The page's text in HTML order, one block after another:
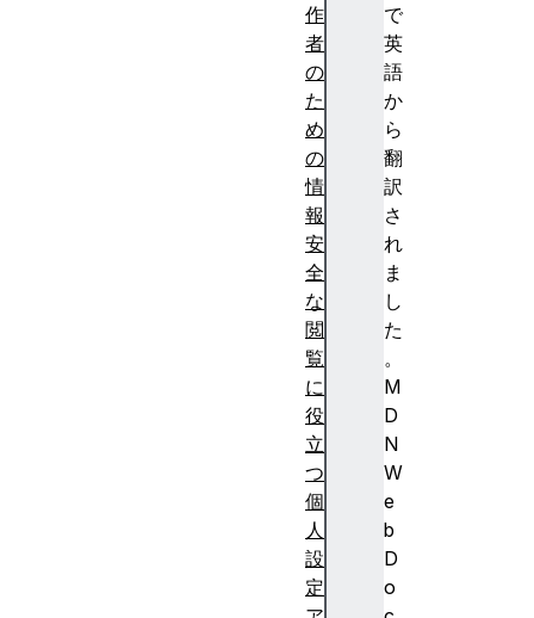
で
英
語
か
ら
翻
訳
さ
れ
ま
し
た
。
M
D
N
W
e
b
D
o
作
者
の
た
め
の
情
報
安
全
な
閲
覧
に
役
立
つ
個
人
設
定